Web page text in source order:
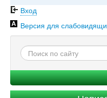
Вход
Версия для